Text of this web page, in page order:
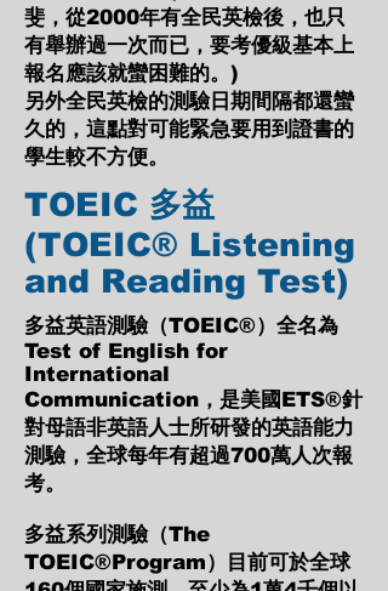
斐，從2000年有全民英檢後，也只
有舉辦過一次而已，要考優級基本上
報名應該就蠻困難的。)
​另外全民英檢的測驗日期間隔都還蠻
久的，這點對可能緊急要用到證書的
學生較不方便。
TOEIC 多益
(TOEIC® Listening
and Reading Test)
多益英語測驗（TOEIC®）全名為
Test of English for
International
Communication，是美國ETS®針
對母語非英語人士所研發的英語能力
測驗，全球每年有超過700萬人次報
考。
多益系列測驗（The
TOEIC®Program）目前可於全球